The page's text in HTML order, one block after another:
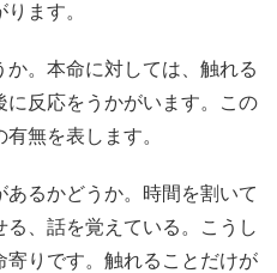
ます。
。本命に対しては、触れる
反応をうかがいます。この
無を表します。
るかどうか。時間を割いて
、話を覚えている。こうし
りです。触れることだけが